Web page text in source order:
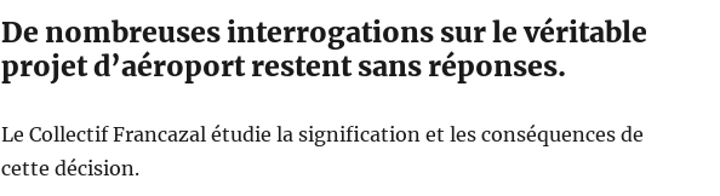
De nombreuses interrogations sur le véritable
projet d’aéroport restent sans réponses.
Le Collectif Francazal étudie la signification et les conséquences de
cette décision.